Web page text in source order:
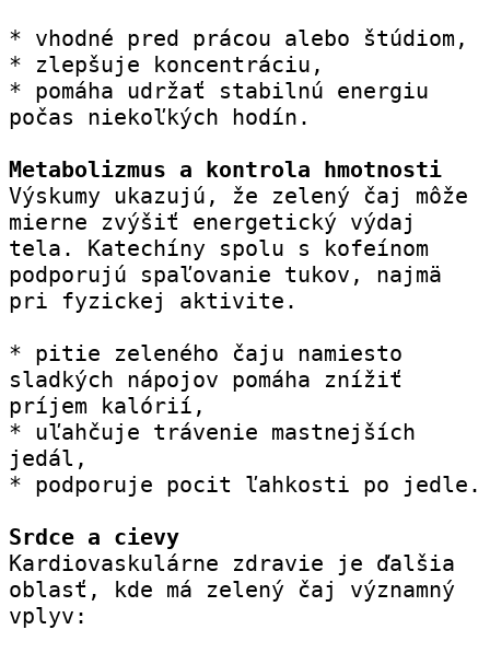
* vhodné pred prácou alebo štúdiom,
* zlepšuje koncentráciu,
* pomáha udržať stabilnú energiu
počas niekoľkých hodín.
Metabolizmus a kontrola hmotnosti
Výskumy ukazujú, že zelený čaj môže
mierne zvýšiť energetický výdaj
tela. Katechíny spolu s kofeínom
podporujú spaľovanie tukov, najmä
pri fyzickej aktivite.
* pitie zeleného čaju namiesto
sladkých nápojov pomáha znížiť
príjem kalórií,
* uľahčuje trávenie mastnejších
jedál,
* podporuje pocit ľahkosti po jedle.
Srdce a cievy
Kardiovaskulárne zdravie je ďalšia
oblasť, kde má zelený čaj významný
vplyv: